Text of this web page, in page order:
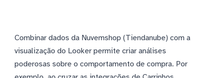
Combinar dados da Nuvemshop (Tiendanube) com a
visualização do Looker permite criar análises
poderosas sobre o comportamento de compra. Por